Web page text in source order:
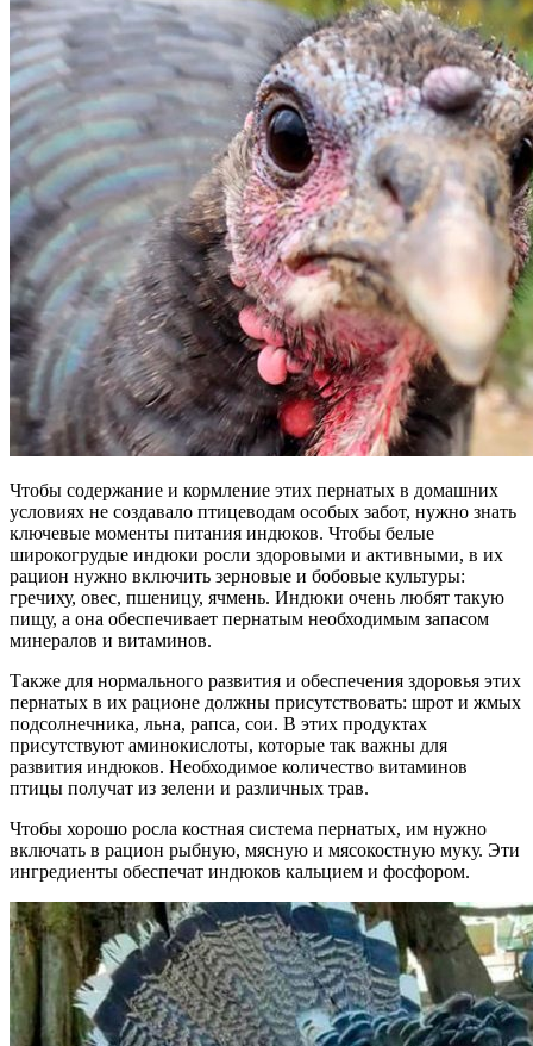
Чтобы содержание и кормление этих пернатых в домашних
условиях не создавало птицеводам особых забот, нужно знать
ключевые моменты питания индюков. Чтобы белые
широкогрудые индюки росли здоровыми и активными, в их
рацион нужно включить зерновые и бобовые культуры:
гречиху, овес, пшеницу, ячмень. Индюки очень любят такую
пищу, а она обеспечивает пернатым необходимым запасом
минералов и витаминов.
Также для нормального развития и обеспечения здоровья этих
пернатых в их рационе должны присутствовать: шрот и жмых
подсолнечника, льна, рапса, сои. В этих продуктах
присутствуют аминокислоты, которые так важны для
развития индюков. Необходимое количество витаминов
птицы получат из зелени и различных трав.
Чтобы хорошо росла костная система пернатых, им нужно
включать в рацион рыбную, мясную и мясокостную муку. Эти
ингредиенты обеспечат индюков кальцием и фосфором.